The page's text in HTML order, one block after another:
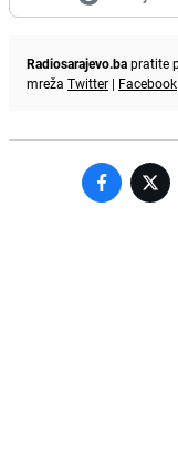
Radiosarajevo.bapratite
mreža Twitter | Facebook